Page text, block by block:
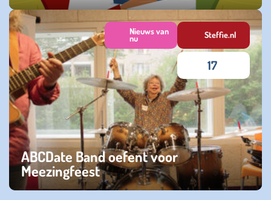
maandag 09 juni 2025
ABCDate Band oefent voor
Meezingfeest
Nieuws van
nu Steffie.nl
17